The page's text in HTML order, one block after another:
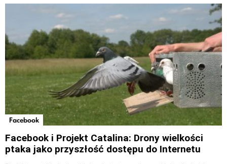
Facebook
Facebook i Projekt Catalina: Drony wielkości
ptaka jako przyszłość dostępu do Internetu